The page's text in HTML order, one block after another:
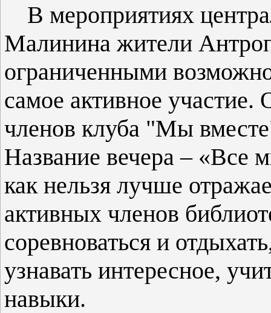
В мероприятиях
Малинина жители
ограниченными
самое активное участие.
членов клуба "Мы
Название вечера – «Все
как нельзя лучше
активных членов
соревноваться и
узнавать интересное,
навыки.